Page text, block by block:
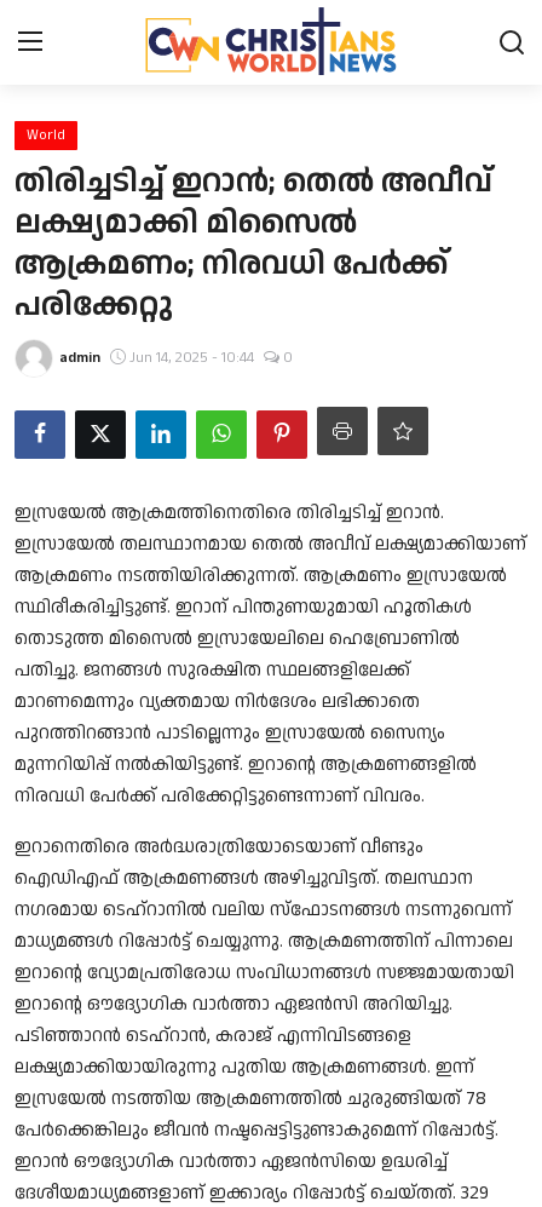
Contact
News
Bible History
Music
Song Lyrics
Christian Life Testimony
Sermons & Messages
Bible Quiz
Health
Career
Bible verse
Gallery
Malayalam
World
തിരിച്ചടിച്ച് ഇറാന്‍; തെല്‍ അവീവ്
ലക്ഷ്യമാക്കി മിസൈല്‍
ആക്രമണം; നിരവധി പേര്‍ക്ക്
പരിക്കേറ്റു
admin Jun 14, 2025 - 10:44 0
ഇസ്രയേല്‍ ആക്രമത്തിനെതിരെ തിരിച്ചടിച്ച് ഇറാന്‍.
ഇസ്രായേല്‍ തലസ്ഥാനമായ തെല്‍ അവീവ് ലക്ഷ്യമാക്കിയാണ്
ആക്രമണം നടത്തിയിരിക്കുന്നത്. ആക്രമണം ഇസ്രായേല്‍
സ്ഥിരീകരിച്ചിട്ടുണ്ട്. ഇറാന് പിന്തുണയുമായി ഹൂതികള്‍
തൊടുത്ത മിസൈല്‍ ഇസ്രായേലിലെ ഹെബ്രോണില്‍
പതിച്ചു. ജനങ്ങള്‍ സുരക്ഷിത സ്ഥലങ്ങളിലേക്ക്
മാറണമെന്നും വ്യക്തമായ നിര്‍ദേശം ലഭിക്കാതെ
പുറത്തിറങ്ങാന്‍ പാടില്ലെന്നും ഇസ്രായേല്‍ സൈന്യം
മുന്നറിയിപ്പ് നല്‍കിയിട്ടുണ്ട്. ഇറാന്റെ ആക്രമണങ്ങളില്‍
നിരവധി പേര്‍ക്ക് പരിക്കേറ്റിട്ടുണ്ടെന്നാണ് വിവരം.
ഇറാനെതിരെ അര്‍ദ്ധരാത്രിയോടെയാണ് വീണ്ടും
ഐഡിഎഫ് ആക്രമണങ്ങള്‍ അഴിച്ചുവിട്ടത്. തലസ്ഥാന
നഗരമായ ടെഹ്‌റാനില്‍ വലിയ സ്‌ഫോടനങ്ങള്‍ നടന്നുവെന്ന്
മാധ്യമങ്ങള്‍ റിപ്പോര്‍ട്ട് ചെയ്യുന്നു. ആക്രമണത്തിന് പിന്നാലെ
ഇറാന്റെ വ്യോമപ്രതിരോധ സംവിധാനങ്ങള്‍ സജ്ജമായതായി
ഇറാന്റെ ഔദ്യോഗിക വാര്‍ത്താ ഏജന്‍സി അറിയിച്ചു.
പടിഞ്ഞാറന്‍ ടെഹ്റാന്‍, കരാജ് എന്നിവിടങ്ങളെ
ലക്ഷ്യമാക്കിയായിരുന്നു പുതിയ ആക്രമണങ്ങള്‍. ഇന്ന്
ഇസ്രയേല്‍ നടത്തിയ ആക്രമണത്തില്‍ ചുരുങ്ങിയത് 78
പേര്‍ക്കെങ്കിലും ജീവന്‍ നഷ്ടപ്പെട്ടിട്ടുണ്ടാകുമെന്ന് റിപ്പോര്‍ട്ട്.
ഇറാന്‍ ഔദ്യോഗിക വാര്‍ത്താ ഏജന്‍സിയെ ഉദ്ധരിച്ച്
ദേശീയമാധ്യമങ്ങളാണ് ഇക്കാര്യം റിപ്പോര്‍ട്ട് ചെയ്തത്. 329